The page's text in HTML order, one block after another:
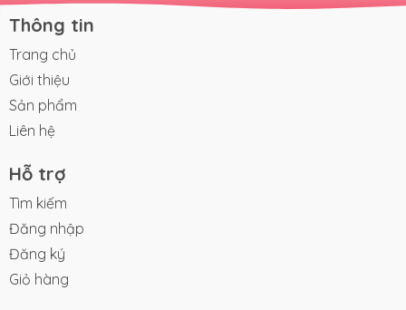
Thông tin
Trang chủ
Giới thiệu
Sản phẩm
Liên hệ
Hỗ trợ
Tìm kiếm
Đăng nhập
Đăng ký
Giỏ hàng